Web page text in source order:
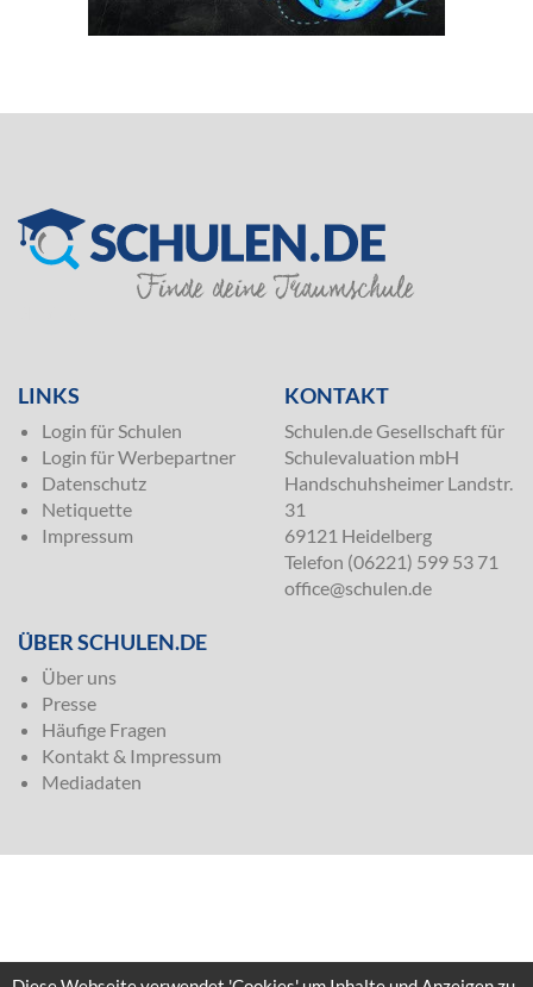
LINKS
Login für Schulen
Login für Werbepartner
Datenschutz
Netiquette
Impressum
KONTAKT
Schulen.de Gesellschaft für
Schulevaluation mbH
Handschuhsheimer Landstr.
31
69121 Heidelberg
Telefon (06221) 599 53 71
office@schulen.de
ÜBER SCHULEN.DE
Über uns
Presse
Häufige Fragen
Kontakt & Impressum
Mediadaten